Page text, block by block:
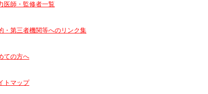
医師・監修者一覧
・第三者機関等へのリンク集
ての方へ
トマップ